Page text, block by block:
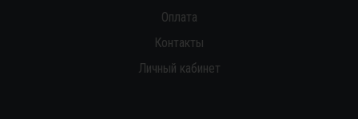
Оплата
Контакты
Личный кабинет